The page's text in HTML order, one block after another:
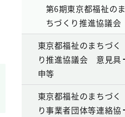
第6期東京都福祉のま
ちづくり推進協議会
東京都福祉のまちづく
り推進協議会 意見具
申等
東京都福祉のまちづく
り事業者団体等連絡協